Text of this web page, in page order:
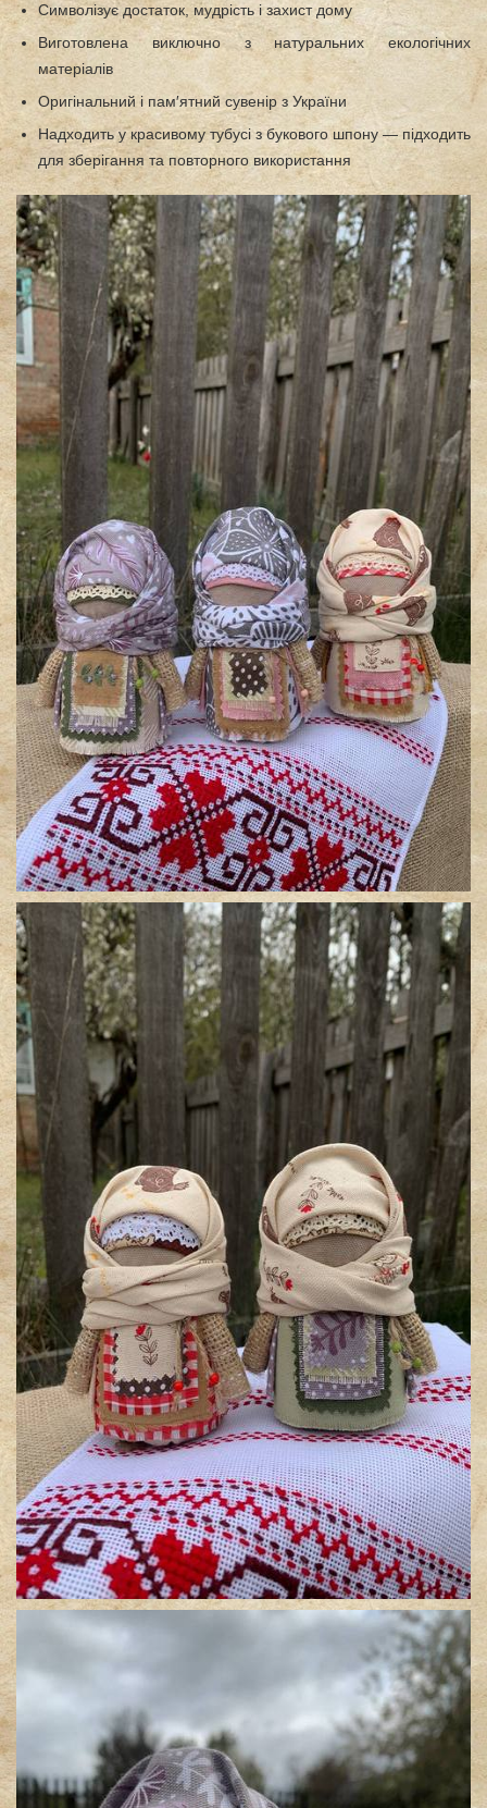
Символізує достаток, мудрість і захист дому
Виготовлена виключно з натуральних екологічних
матеріалів
Оригінальний і пам′ятний сувенір з України
Надходить у красивому тубусі з букового шпону — підходить
для зберігання та повторного використання